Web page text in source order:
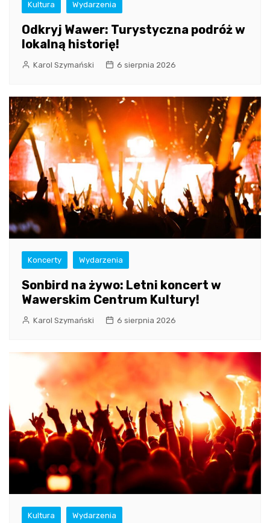
Kultura Wydarzenia
Odkryj Wawer: Turystyczna podróż w
lokalną historię!
Karol Szymański 6 sierpnia 2026
Koncerty Wydarzenia
Sonbird na żywo: Letni koncert w
Wawerskim Centrum Kultury!
Karol Szymański 6 sierpnia 2026
Kultura Wydarzenia